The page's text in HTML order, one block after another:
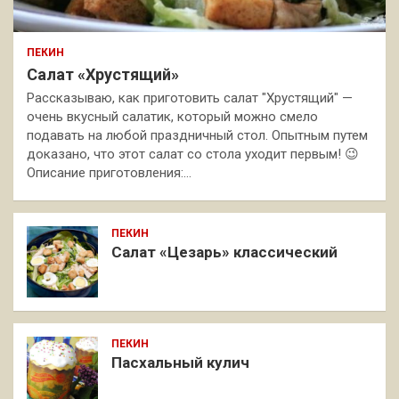
ПЕКИН
Салат «Хрустящий»
Рассказываю, как приготовить салат "Хрустящий" —
очень вкусный салатик, который можно смело
подавать на любой праздничный стол. Опытным путем
доказано, что этот салат со стола уходит первым! 😉
Описание приготовления:…
ПЕКИН
Салат «Цезарь» классический
ПЕКИН
Пасхальный кулич